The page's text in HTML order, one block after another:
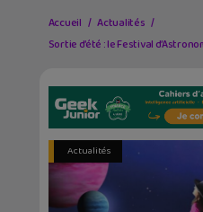
Accueil
Actualités
Sortie d’été : le Festival
Actualités